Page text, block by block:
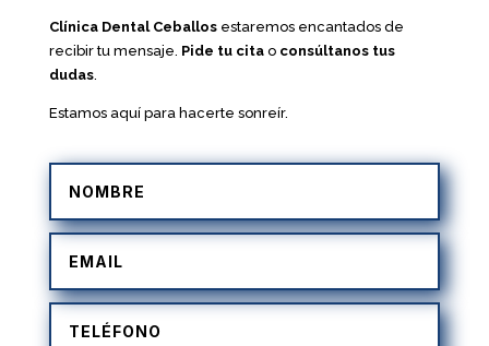
Clínica Dental Ceballosestaremos encantados de
recibir tu mensaje. Pide tu citao consúltanos tus
dudas.
Estamos aquí para hacerte sonreír.